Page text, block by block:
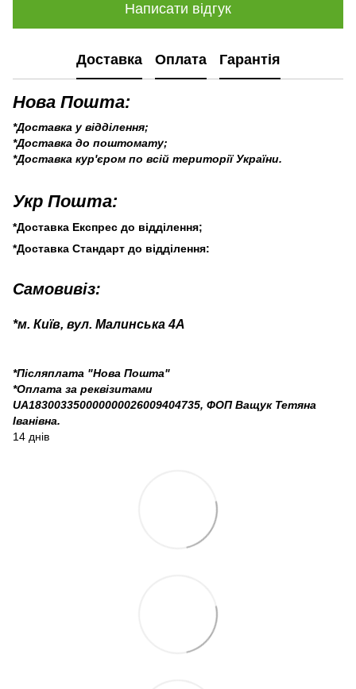
Написати відгук
Доставка Оплата Гарантія
Нова Пошта:
*Доставка у відділення;
*Доставка до поштомату;
*Доставка кур'єром по всій території України.
Укр Пошта:
*Доставка Експрес до відділення;
*Доставка Стандарт до відділення:
Самовивіз:
*м. Київ, вул. Малинська 4А
*Післяплата "Нова Пошта"
*Оплата за реквізитами
UA183003350000000026009404735, ФОП Ващук Тетяна
Іванівна.
14 днів